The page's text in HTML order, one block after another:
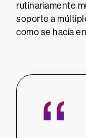
rutinariamente
soporte a
como se hacía